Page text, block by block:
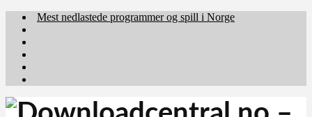
Mest nedlastede programmer og spill i Norge